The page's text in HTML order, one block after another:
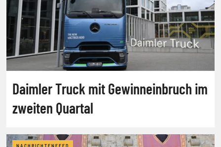
Daimler Truck mit Gewinneinbruch im
zweiten Quartal